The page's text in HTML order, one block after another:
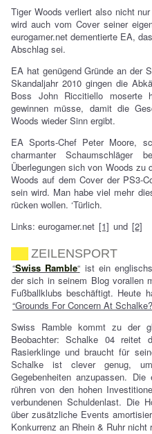
Tiger Woods verliert also nicht
wird auch vom Cover seiner
eurogamer.net dementierte EA,
Abschlag sei.
EA hat genügend Gründe an der
Skandaljahr 2010 gingen die
Boss John Riccitiello moserte
gewinnen müsse, damit die
Woods wieder Sinn ergibt.
EA Sports-Chef Peter Moore,
charmanter Schaumschläger
Überlegungen sich von Woods zu
Woods auf dem Cover der PS3-
sein wird. Man habe viel mehr
rücken wollen. ‘Türlich.
Links: eurogamer.net [1] und [2]
ZEILENSPORT
“Swiss Ramble“ ist ein
der sich in seinem Blog vorallen
Fußballklubs beschäftigt. Heute
“Grounds For Concern At
Swiss Ramble kommt zu der
Beobachter: Schalke 04 reitet
Rasierklinge und braucht für
Schalke ist clever genug,
Gegebenheiten anzupassen.
rühren von den hohen
verbundenen Schuldenlast. Die
über zusätzliche Events
Konkurrenz an Rhein & Ruhr nicht